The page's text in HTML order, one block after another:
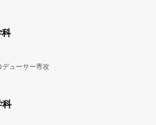
科
デューサー専攻
科